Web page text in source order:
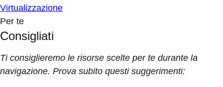
Virtualizzazione
Per te
Consigliati
Ti consiglieremo le risorse scelte per te durante la
navigazione. Prova subito questi suggerimenti: